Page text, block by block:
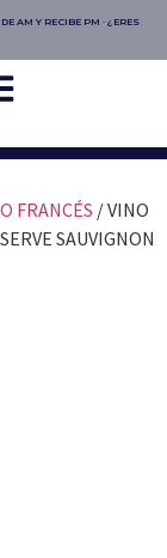
AM Y RECIBE PM · ¿ERES
FRANCÉS / VINO
SAUVIGNON